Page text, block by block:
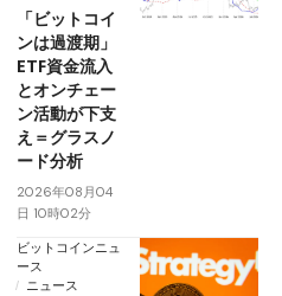
「ビットコイ
ンは過渡期」
ETF資金流入
とオンチェー
ン活動が下支
え＝グラスノ
ード分析
2026年08月04
日 10時02分
ビットコインニュ
ース
ニュース